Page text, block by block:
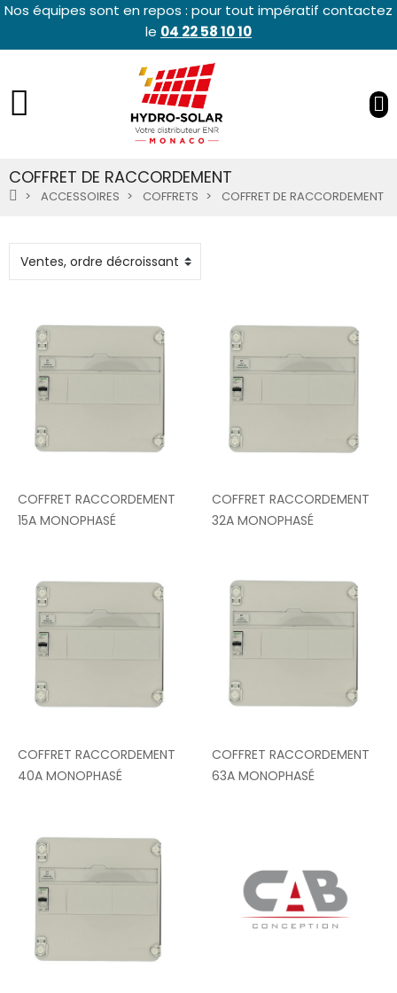
Nos équipes sont en repos : pour tout impératif contactez
le 04 22 58 10 10
COFFRET DE RACCORDEMENT
ACCESSOIRES COFFRETS COFFRET DE RACCORDEMENT
COFFRET RACCORDEMENT
15A MONOPHASÉ
COFFRET RACCORDEMENT
32A MONOPHASÉ
COFFRET RACCORDEMENT
40A MONOPHASÉ
COFFRET RACCORDEMENT
63A MONOPHASÉ